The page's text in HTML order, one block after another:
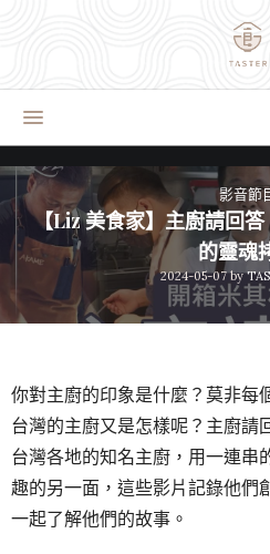
影音節
【Liz 美食家】主廚請回
的靈魂
2024-05-07 by
你對主廚的印象是什麼？莫非每
台灣的主廚又是怎樣呢？主廚請
台灣各地的知名主廚，用一連串
趣的另一面，這些影片記錄他們
一起了解他們的故事。